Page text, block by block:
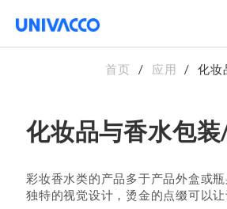
首页 应用 化妆
化妆品与香水包
彩妆香水类的产品多于产品外盒或
独特的视觉设计，烫金的点缀可以让